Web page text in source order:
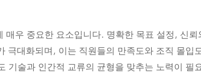
매우 중요한 요소입니다. 명확한 목표 설정, 신
극대화되며, 이는 직원들의 만족도와 조직 몰입
기술과 인간적 교류의 균형을 맞추는 노력이 필